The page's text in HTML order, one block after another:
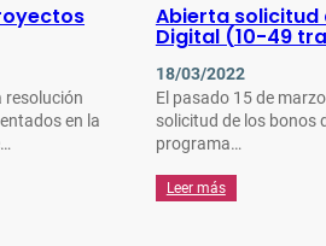
resolución
en la
Abierta solicitud
Digital (10-49
18/03/2022
El pasado 15 de
solicitud de los bonos
programa…
Leer más